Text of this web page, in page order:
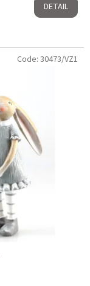
DETAIL
Code: 30473/VZ1